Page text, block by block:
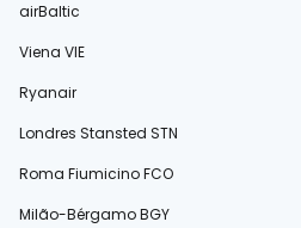
airBaltic
Viena VIE
Ryanair
Londres Stansted STN
Roma Fiumicino FCO
Milão-Bérgamo BGY